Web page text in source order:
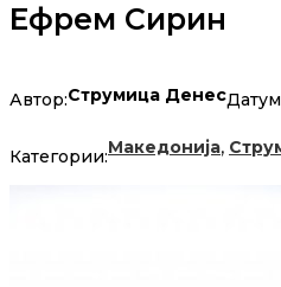
Ефрем Сирин
Автор:Струмица Денес
Категории:Македонија,